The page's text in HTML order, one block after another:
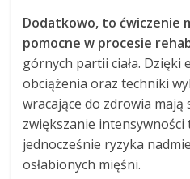
Dodatkowo, to ćwiczenie
pomocne w procesie
górnych partii ciała. Dzięki
obciążenia oraz techniki
wracające do zdrowia
zwiększanie
jednocześnie ryzyka
osłabionych mięśni.